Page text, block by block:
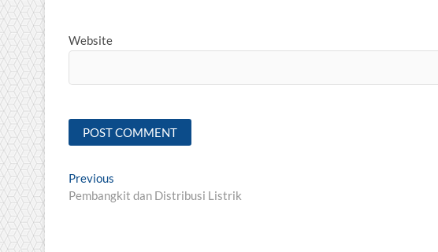
Website
Post
navigation
Previous
post:
Pembangkit dan Distribusi Listrik